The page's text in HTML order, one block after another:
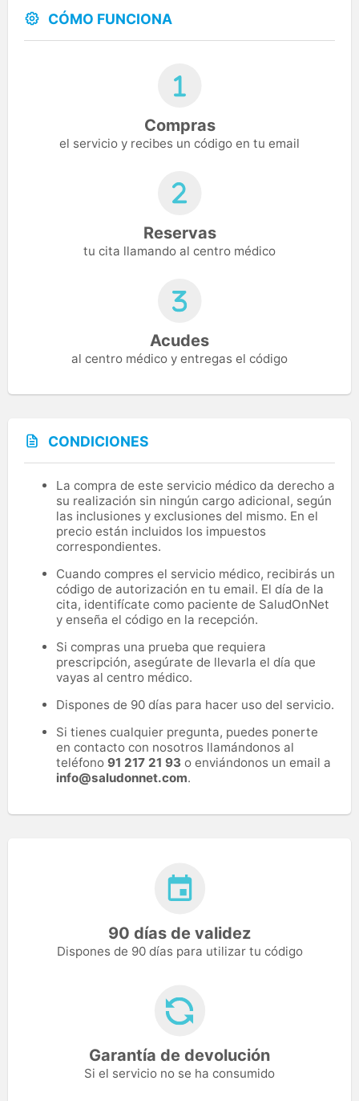
CÓMO FUNCIONA
Compras
el servicio y recibes un código en tu email
Reservas
tu cita llamando al centro médico
Acudes
al centro médico y entregas el código
CONDICIONES
La compra de este servicio médico da derecho a
su realización sin ningún cargo adicional, según
las inclusiones y exclusiones del mismo. En el
precio están incluidos los impuestos
correspondientes.
Cuando compres el servicio médico, recibirás un
código de autorización en tu email. El día de la
cita, identifícate como paciente de SaludOnNet
y enseña el código en la recepción.
Si compras una prueba que requiera
prescripción, asegúrate de llevarla el día que
vayas al centro médico.
Dispones de 90 días para hacer uso del servicio.
Si tienes cualquier pregunta, puedes ponerte
en contacto con nosotros llamándonos al
teléfono 91 217 21 93 o enviándonos un email a
info@saludonnet.com.
90 días de validez
Dispones de 90 días para utilizar tu código
Garantía de devolución
Si el servicio no se ha consumido